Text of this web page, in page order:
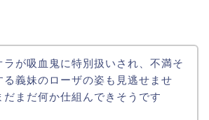
ラが吸血鬼に特別扱いされ、不満そ
る義妹のローザの姿も見逃せませ
だまだ何か仕組んできそうです